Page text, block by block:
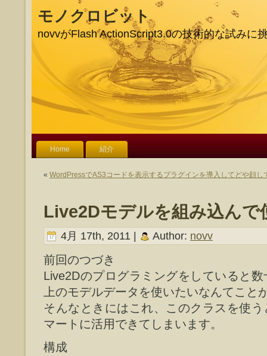
モノクロビット
novvがFlash ActionScript3.0の技術的な試みに
Home 紹介
« WordPressでAS3コードを表示するプラグインを導入してどや顔し
Live2Dモデルを組み込んで
4月 17th, 2011 | Author: novv
前回のつづき
Live2Dのプログラミングをしていると
上のモデルデータを使いたいなんてこと
そんなときにはこれ、このクラスを使
マートに活用できてしまいます。
構成